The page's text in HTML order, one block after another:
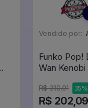
Vendido por:
Funko Pop!
Wan
R$ 310,91
R$ 202,09